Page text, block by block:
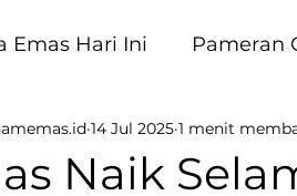
Emas Hari Ini Pameran
Tanam Emas
Naik
14 Jul 2025 1 menit